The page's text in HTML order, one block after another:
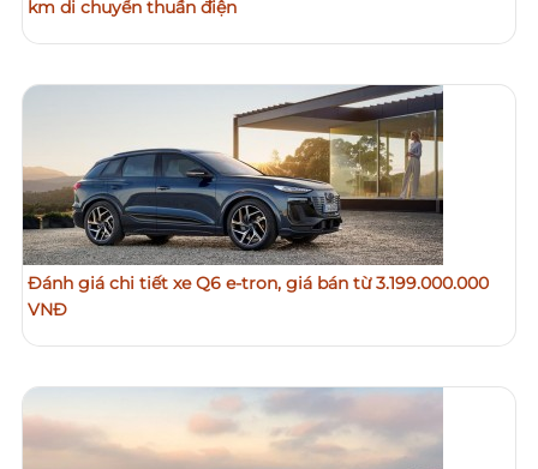
km di chuyển thuần điện
Đánh giá chi tiết xe Q6 e-tron, giá bán từ 3.199.000.000
VNĐ